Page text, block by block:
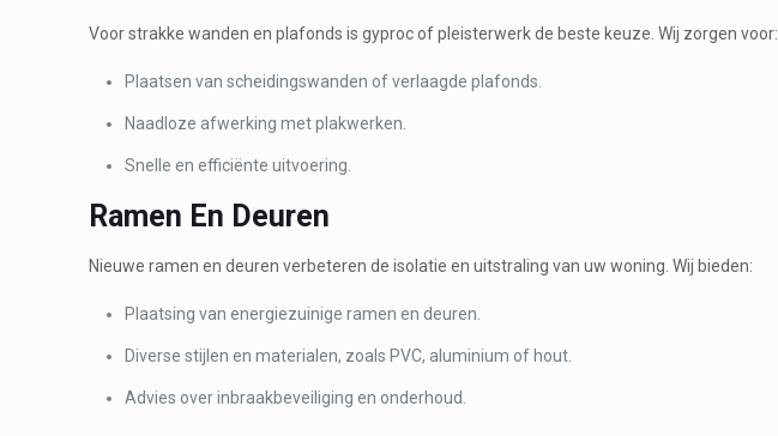
Voor strakke wanden en plafonds is gyproc of pleisterwerk de beste keuze. Wij zorgen voor:
Plaatsen van scheidingswanden of verlaagde plafonds.
Naadloze afwerking met plakwerken.
Snelle en efficiënte uitvoering.
Ramen En Deuren
Nieuwe ramen en deuren verbeteren de isolatie en uitstraling van uw woning. Wij bieden:
Plaatsing van energiezuinige ramen en deuren.
Diverse stijlen en materialen, zoals PVC, aluminium of hout.
Advies over inbraakbeveiliging en onderhoud.